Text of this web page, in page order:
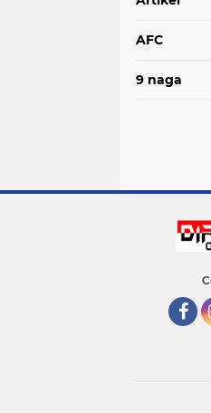
AFC
9 naga